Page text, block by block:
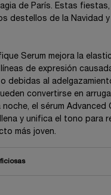
de París. Estas
destellos de la Navidad y
Serum mejora la
de expresión
debidas al
convertirse en
noche, el sérum Advanced
y unifica el tono para
más joven.